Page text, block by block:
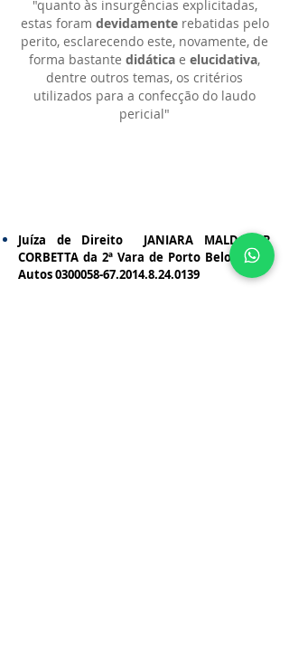
"quanto às insurgências explicitadas,
estas foram devidamente rebatidas pelo
perito, esclarecendo este, novamente, de
forma bastante didática e elucidativa,
dentre outros temas, os critérios
utilizados para a confecção do laudo
pericial"
Juíza de Direito JANIARA MALDANER
CORBETTA da 2ª Vara de Porto Belo – SC –
Autos0300058-67.2014.8.24.0139